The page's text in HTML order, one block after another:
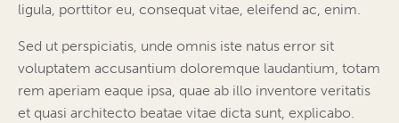
ligula, porttitor eu, consequat vitae, eleifend ac, enim.
Sed ut perspiciatis, unde omnis iste natus error sit
voluptatem accusantium doloremque laudantium, totam
rem aperiam eaque ipsa, quae ab illo inventore veritatis
et quasi architecto beatae vitae dicta sunt, explicabo.